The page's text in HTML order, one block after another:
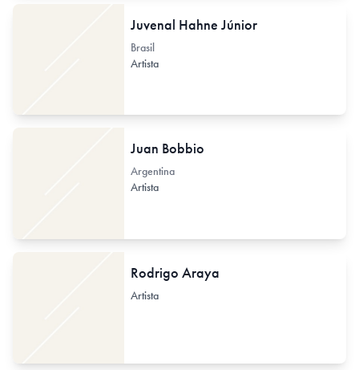
Juvenal Hahne Júnior
Brasil
Artista
Juan Bobbio
Argentina
Artista
Rodrigo Araya
Artista